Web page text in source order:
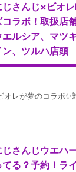
じさんじ×ビオ
コラボ！取扱店
エルシア、マツ
ン、ツルハ店頭
オレが夢のコラボ✨
じさんじウエハ
てる？予約！ラ